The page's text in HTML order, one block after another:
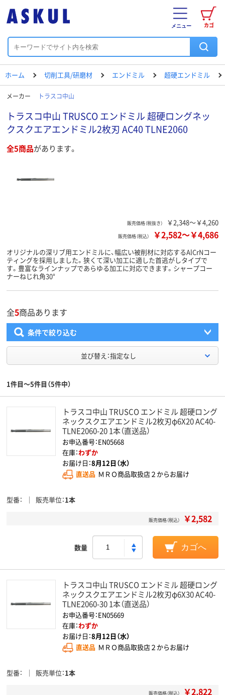
カゴ
メニュー
ホーム 切削工具/研磨材 エンドミル 超硬エンドミル
メーカー トラスコ中山
トラスコ中山 TRUSCO エンドミル 超硬ロングネッ
クスクエアエンドミル2枚刃 AC40 TLNE2060
全5商品があります。
販売価格（税抜き） ￥2,348～￥4,260
販売価格（税込） ￥2,582～￥4,686
オリジナルの深リブ用エンドミルに、幅広い被削材に対応するAlCrNコー
ティングを採用しました。狭くて深い加工に適した首逃がしタイプで
す。豊富なラインナップであらゆる加工に対応できます。シャープコー
ナーねじれ角30°
全5商品あります
条件で絞り込む
並び替え：指定なし
1件目～5件目（5件中）
トラスコ中山 TRUSCO エンドミル 超硬ロング
ネックスクエアエンドミル2枚刃φ6X20 AC40-
TLNE2060-20 1本（直送品）
お申込番号：EN05668
在庫：わずか
お届け日：8月12日（水）
直送品 ＭＲＯ商品取扱店２からお届け
型番 販売単位 1本
販売価格（税込） ￥2,582
数量 カゴへ
トラスコ中山 TRUSCO エンドミル 超硬ロング
ネックスクエアエンドミル2枚刃φ6X30 AC40-
TLNE2060-30 1本（直送品）
お申込番号：EN05669
在庫：わずか
お届け日：8月12日（水）
直送品 ＭＲＯ商品取扱店２からお届け
型番 販売単位 1本
販売価格（税込） ￥2,822